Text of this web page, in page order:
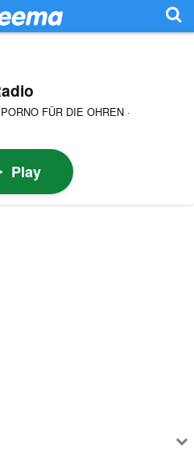
FÜR DIE OHREN ·
Play